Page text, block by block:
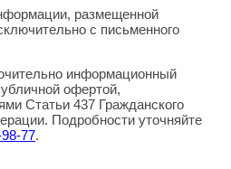
размещенной
с письменного
информационный
офертой,
Статьи 437 Гражданского
Подробности уточняйте
77.